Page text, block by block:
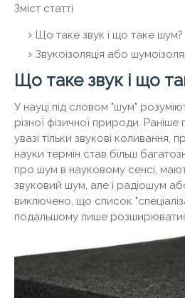
Зміст статті
Що таке звук і що таке шум?
Звукоізоляція або
Що таке звук і що
У науці під словом "шум"
різної фізичної природи.
увазі тільки звукові коливання,
науки термін став більш
про шум в науковому сенсі,
звуковий шум, але і радіошум
виключено, що список
подальшому лише